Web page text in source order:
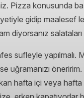
Pizza konusunda
gidip maalesef
diyorsanız
sufleyle
uğramanızı
hafta içi veya